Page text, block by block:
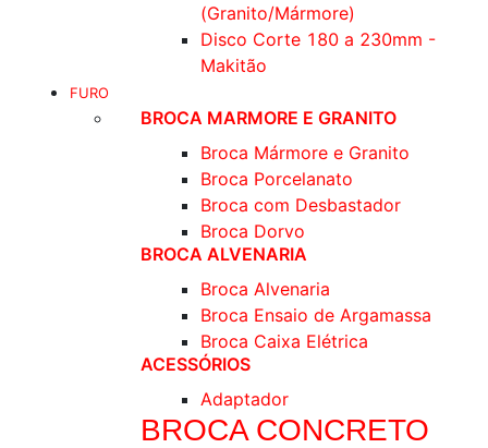
(Granito/Mármore)
Disco Corte 180 a 230mm -
Makitão
FURO
BROCA MARMORE E GRANITO
Broca Mármore e Granito
Broca Porcelanato
Broca com Desbastador
Broca Dorvo
BROCA ALVENARIA
Broca Alvenaria
Broca Ensaio de Argamassa
Broca Caixa Elétrica
ACESSÓRIOS
Adaptador
BROCA CONCRETO